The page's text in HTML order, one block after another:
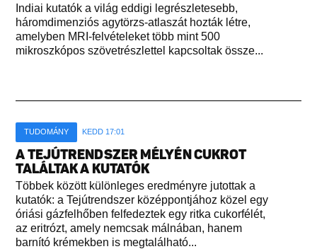
Indiai kutatók a világ eddigi legrészletesebb,
háromdimenziós agytörzs-atlaszát hozták létre,
amelyben MRI-felvételeket több mint 500
mikroszkópos szövetrészlettel kapcsoltak össze...
TUDOMÁNY KEDD 17:01
A TEJÚTRENDSZER MÉLYÉN CUKROT
TALÁLTAK A KUTATÓK
Többek között különleges eredményre jutottak a
kutatók: a Tejútrendszer középpontjához közel egy
óriási gázfelhőben felfedeztek egy ritka cukorfélét,
az eritrózt, amely nemcsak málnában, hanem
barnító krémekben is megtalálható...